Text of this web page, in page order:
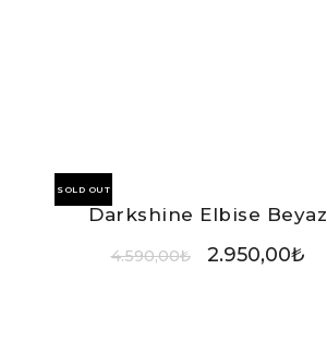
SOLD OUT
Darkshine Elbise Beyaz
4.590,00₺ 2.950,00₺